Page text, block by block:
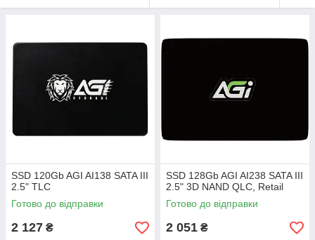
SSD 120Gb AGI AI138 SATA III
2.5" TLC
Готово до відправки
2 127 ₴
SSD 128Gb AGI AI238 SATA III
2.5" 3D NAND QLC, Retail
Готово до відправки
2 051 ₴